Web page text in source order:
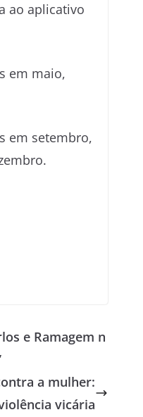
ao aplicativo
em maio,
em setembro,
e Ramagem n
a mulher:
vicária